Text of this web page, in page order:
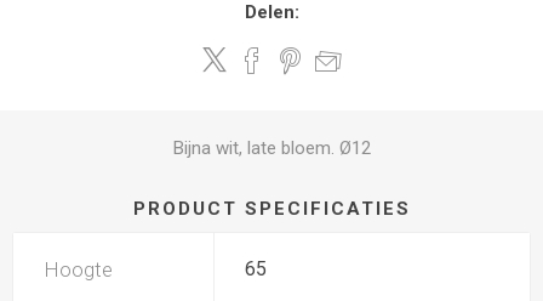
Delen:
Bijna wit, late bloem. Ø12
PRODUCT SPECIFICATIES
Hoogte 65